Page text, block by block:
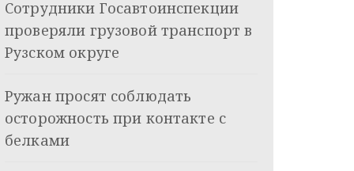
Сотрудники Госавтоинспекции
проверяли грузовой транспорт в
Рузском округе
Ружан просят соблюдать
осторожность при контакте с
белками